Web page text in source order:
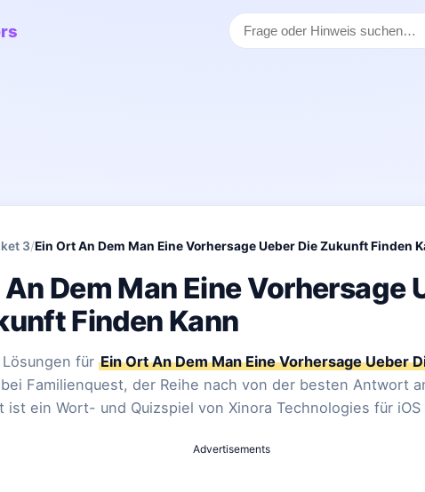
3/Ein Ort An Dem Man Eine Vorhersage Ueber Die Zukunft Finden
Dem Man Eine Vorhersage
Finden Kann
für Ein Ort An Dem Man Eine Vorhersage Ueber
bei Familienquest, der Reihe nach von der besten Antwort
ist ein Wort- und Quizspiel von Xinora Technologies für iOS
Advertisements